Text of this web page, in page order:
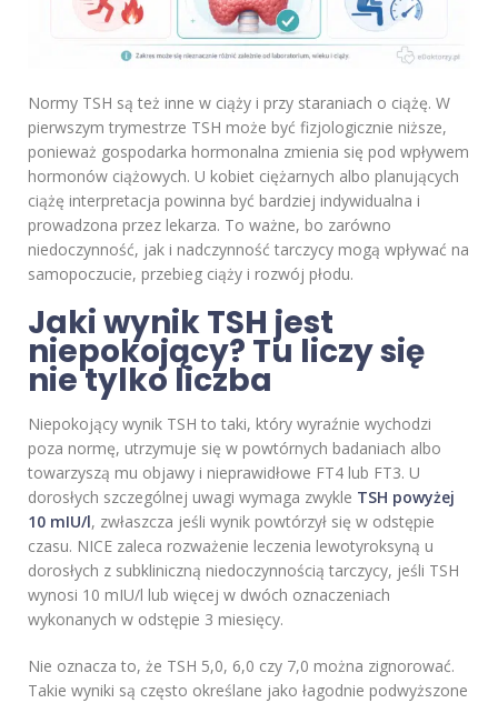
Normy TSH są też inne w ciąży i przy staraniach o ciążę. W
pierwszym trymestrze TSH może być fizjologicznie niższe,
ponieważ gospodarka hormonalna zmienia się pod wpływem
hormonów ciążowych. U kobiet ciężarnych albo planujących
ciążę interpretacja powinna być bardziej indywidualna i
prowadzona przez lekarza. To ważne, bo zarówno
niedoczynność, jak i nadczynność tarczycy mogą wpływać na
samopoczucie, przebieg ciąży i rozwój płodu.
Jaki wynik TSH jest
niepokojący? Tu liczy się
nie tylko liczba
Niepokojący wynik TSH to taki, który wyraźnie wychodzi
poza normę, utrzymuje się w powtórnych badaniach albo
towarzyszą mu objawy i nieprawidłowe FT4 lub FT3. U
dorosłych szczególnej uwagi wymaga zwykle TSH powyżej
10 mIU/l, zwłaszcza jeśli wynik powtórzył się w odstępie
czasu. NICE zaleca rozważenie leczenia lewotyroksyną u
dorosłych z subkliniczną niedoczynnością tarczycy, jeśli TSH
wynosi 10 mIU/l lub więcej w dwóch oznaczeniach
wykonanych w odstępie 3 miesięcy.
Nie oznacza to, że TSH 5,0, 6,0 czy 7,0 można zignorować.
Takie wyniki są często określane jako łagodnie podwyższone